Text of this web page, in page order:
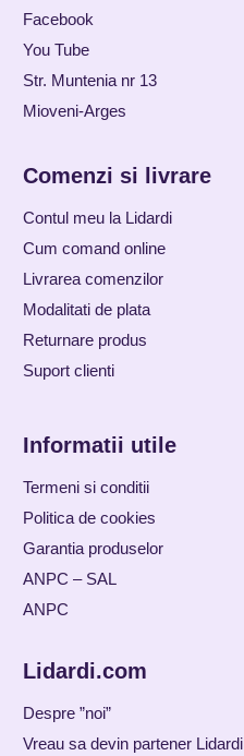
Facebook
You Tube
Str. Muntenia nr 13
Mioveni-Arges
Comenzi si livrare
Contul meu la Lidardi
Cum comand online
Livrarea comenzilor
Modalitati de plata
Returnare produs
Suport clienti
Informatii utile
Termeni si conditii
Politica de cookies
Garantia produselor
ANPC – SAL
ANPC
Lidardi.com
Despre ”noi”
Vreau sa devin partener Lidardi